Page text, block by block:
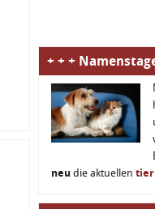
+ + +
neu die aktuellen